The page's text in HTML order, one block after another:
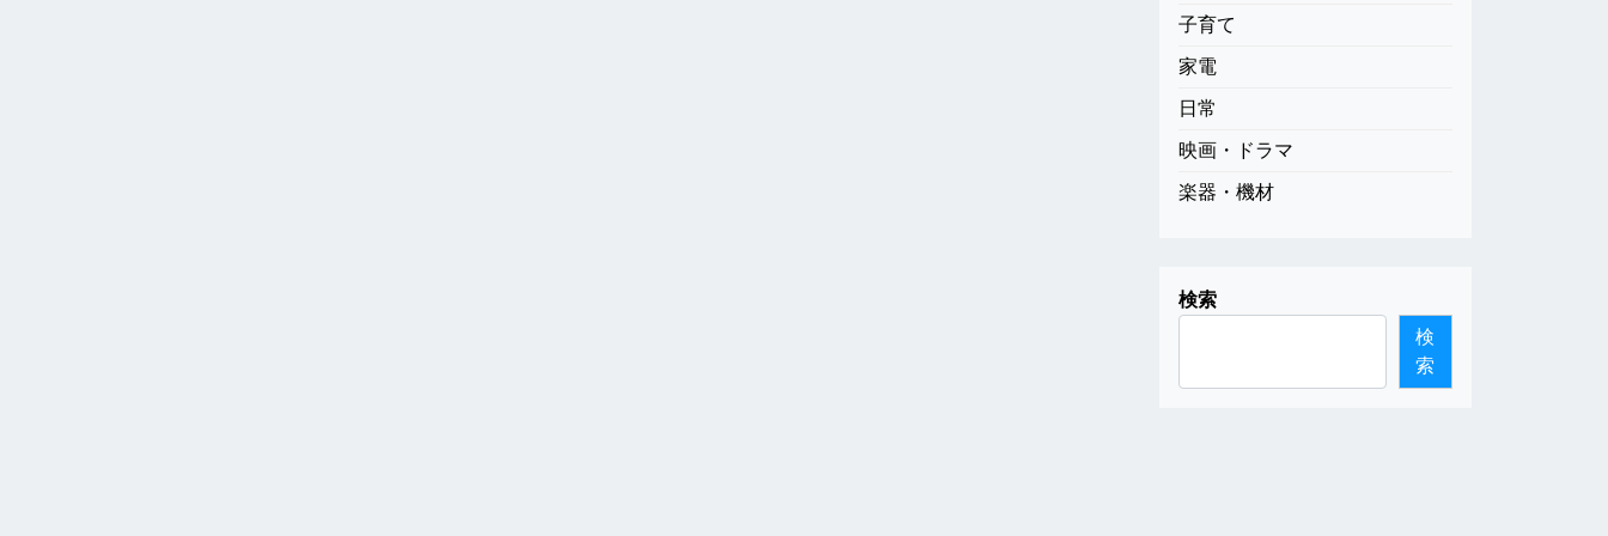
子育て
家電
日常
映画・ドラマ
楽器・機材
検索
検
索